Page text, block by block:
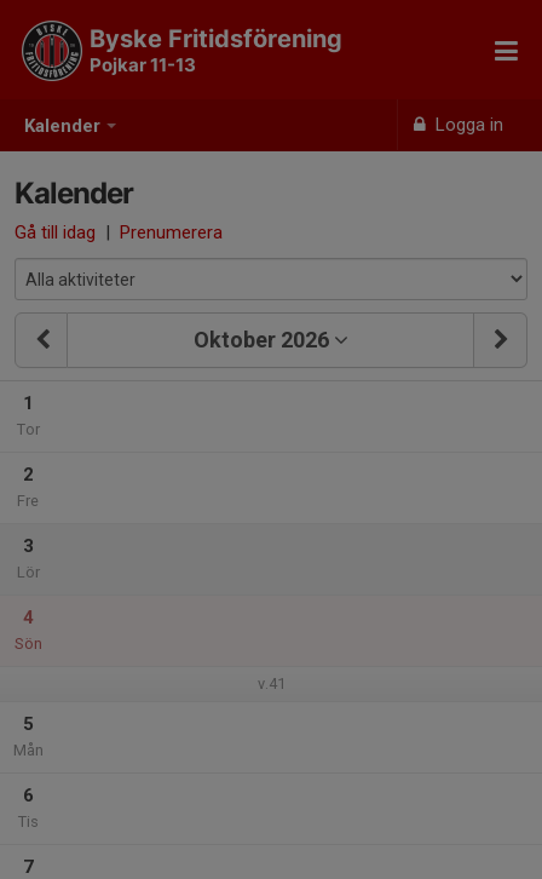
Kalender Logga in
Byske Fritidsförening
Pojkar 11-13
Kalender
Gå till idag | Prenumerera
Oktober 2026
1
Tor
2
Fre
3
Lör
4
Sön
v.41
5
Mån
6
Tis
7